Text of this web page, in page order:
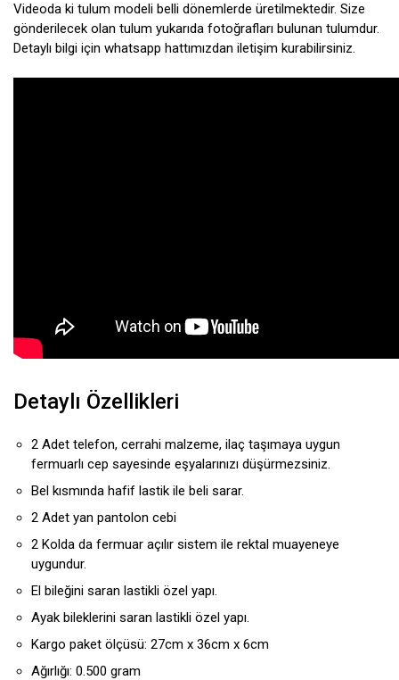
Videoda ki tulum modeli belli dönemlerde üretilmektedir. Size
gönderilecek olan tulum yukarıda fotoğrafları bulunan tulumdur.
Detaylı bilgi için whatsapp hattımızdan iletişim kurabilirsiniz.
Detaylı Özellikleri
2 Adet telefon, cerrahi malzeme, ilaç taşımaya uygun
fermuarlı cep sayesinde eşyalarınızı düşürmezsiniz.
Bel kısmında hafif lastik ile beli sarar.
2 Adet yan pantolon cebi
2 Kolda da fermuar açılır sistem ile rektal muayeneye
uygundur.
El bileğini saran lastikli özel yapı.
Ayak bileklerini saran lastikli özel yapı.
Kargo paket ölçüsü: 27cm x 36cm x 6cm
Ağırlığı: 0.500 gram